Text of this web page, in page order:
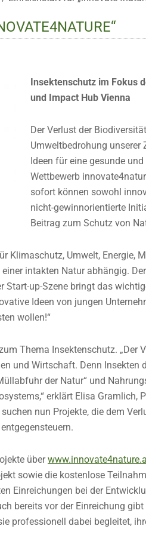
Insektenschutz im Fokus
und Impact Hub Vienna
Der Verlust der
Umweltbedrohung unserer
Ideen für eine gesunde
Wettbewerb
sofort können sowohl
nicht-gewinnorientierte
Beitrag zum Schutz von
Klimaschutz, Umwelt, Energie,
intakten Natur abhängig.
Start-up-Szene bringt das
Ideen von jungen
wollen!“
Thema Insektenschutz. „Der
und Wirtschaft. Denn Insekten
der Natur“ und
erklärt Elisa Gramlich,
nun Projekte, die dem
über
sowie die kostenlose
Einreichungen bei der
bereits vor der Einreichung
professionell dabei begleitet,